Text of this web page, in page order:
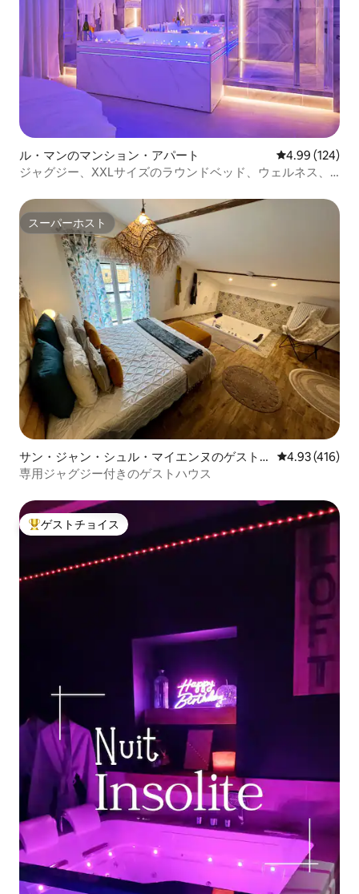
ル・マンのマンション・アパート レビュー124
4.99 (124)
ジャグジー、XXLサイズのラウンドベッド、ウェルネス、
スーパーホスト
スーパーホスト
サン・ジャン・シュル・マイエンヌのゲスト
スイート
レビュー416
4.93 (416)
専用ジャグジー付きのゲストハウス
大好評のゲストチョイスです。
ゲストチョイス